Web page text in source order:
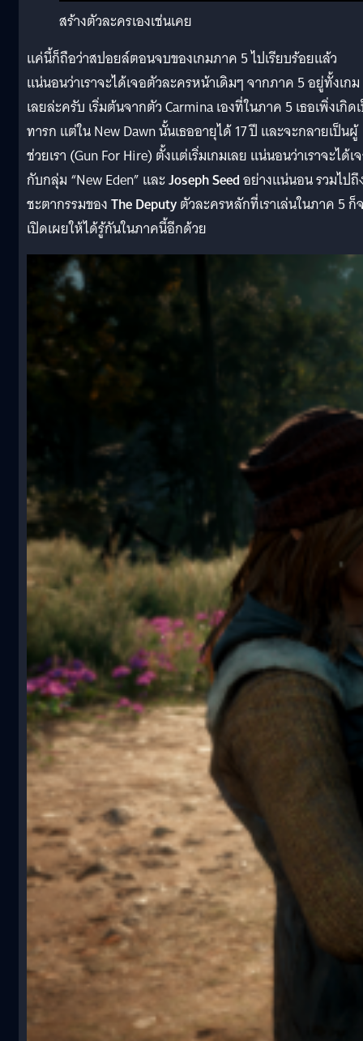
สร้างตัวละครเองเช่นเคย
แค่นี้ก็ถือว่าสปอยล์ตอนจบของเกมภาค 5 ไปเรียบร้อยแล้ว
แน่นอนว่าเราจะได้เจอตัวละครหน้าเดิมๆ จากภาค 5 อยู่ทั้งเกม
เลยล่ะครับ เริ่มต้นจากตัว Carmina เองที่ในภาค 5 เธอเพิ่งเกิด
ทารก แต่ใน New Dawn นั้นเธออายุได้ 17 ปี และจะกลายเป็นผู้
ช่วยเรา (Gun For Hire) ตั้งแต่เริ่มเกมเลย แน่นอนว่าเราจะได้เ
กับกลุ่ม “New Eden” และJoseph Seedอย่างแน่นอน รวมไปถึ
ชะตากรรมของThe Deputyตัวละครหลักที่เราเล่นในภาค 5 ก็
เปิดเผยให้ได้รู้กันในภาคนี้อีกด้วย